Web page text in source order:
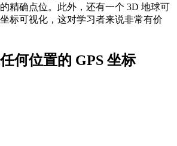
精确点位。此外，还有一个 3D 地球可
标可视化，这对学习者来说非常有价
何位置的 GPS 坐标